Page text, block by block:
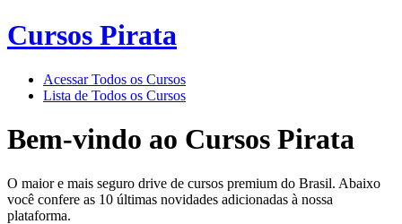
Cursos Pirata
Acessar Todos os Cursos
Lista de Todos os Cursos
Bem-vindo ao Cursos Pirata
O maior e mais seguro drive de cursos premium do Brasil. Abaixo
você confere as 10 últimas novidades adicionadas à nossa
plataforma.